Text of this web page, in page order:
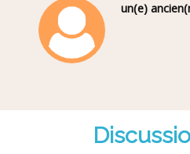
un(e)